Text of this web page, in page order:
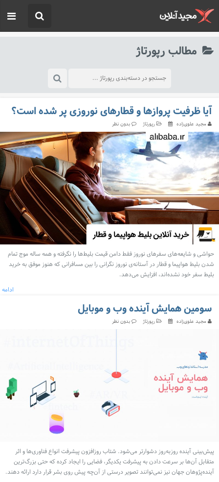
مطالب رپورتاژ
آیا ظرفیت پروازها و قطارهای نوروزی پر شده است؟
مجید علوی‌زاده رپورتاژ بدون نظر
حواشی و شایعه‌های سفرهای نوروز فقط دامن قیمت بلیط‌ها را نگرفته و همه ساله موج تمام
شدن بلیط هواپیما و قطار در آستانه‌ی نوروز نگرانی را بین مسافرانی که هنوز موفق به خرید
بلیط سفر خود نشده‌اند، افزایش می‌دهد.
ادامه
سومین همایش آینده وب و موبایل
مجید علوی‌زاده رپورتاژ بدون نظر
پیش‌بینی آینده روزبه‌روز دشوارتر می‌شود. شتاب روزافزون پیشرفت انواع فناوری‌ها و اثر
متقابل آن‌ها بر سرعت دادن به پیشرفت یکدیگر، فضایی را ایجاد کرده که حتی بزرگ‌ترین
آینده‌پژوهان جهان نیز نمی‌توانند تصویر درستی از آن‌چه پیش روی بشر قرار دارد ارائه دهند.